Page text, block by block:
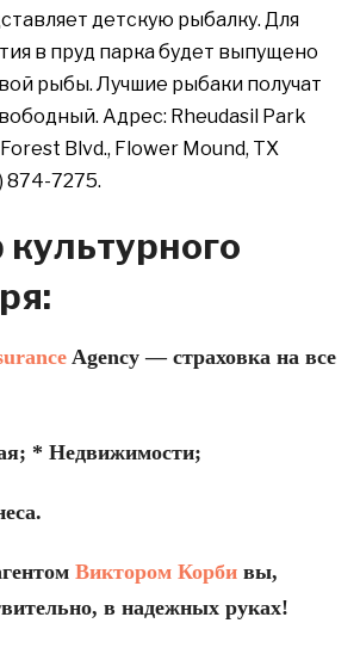
детскую рыбалку. Для
в пруд парка будет выпущено
рыбы. Лучшие рыбаки получат
Адрес: Rheudasil Park
Blvd., Flower Mound, TX
874-7275.
Agency — страховка на все
* Недвижимости;
Виктором Корбивы,
в надежных руках!